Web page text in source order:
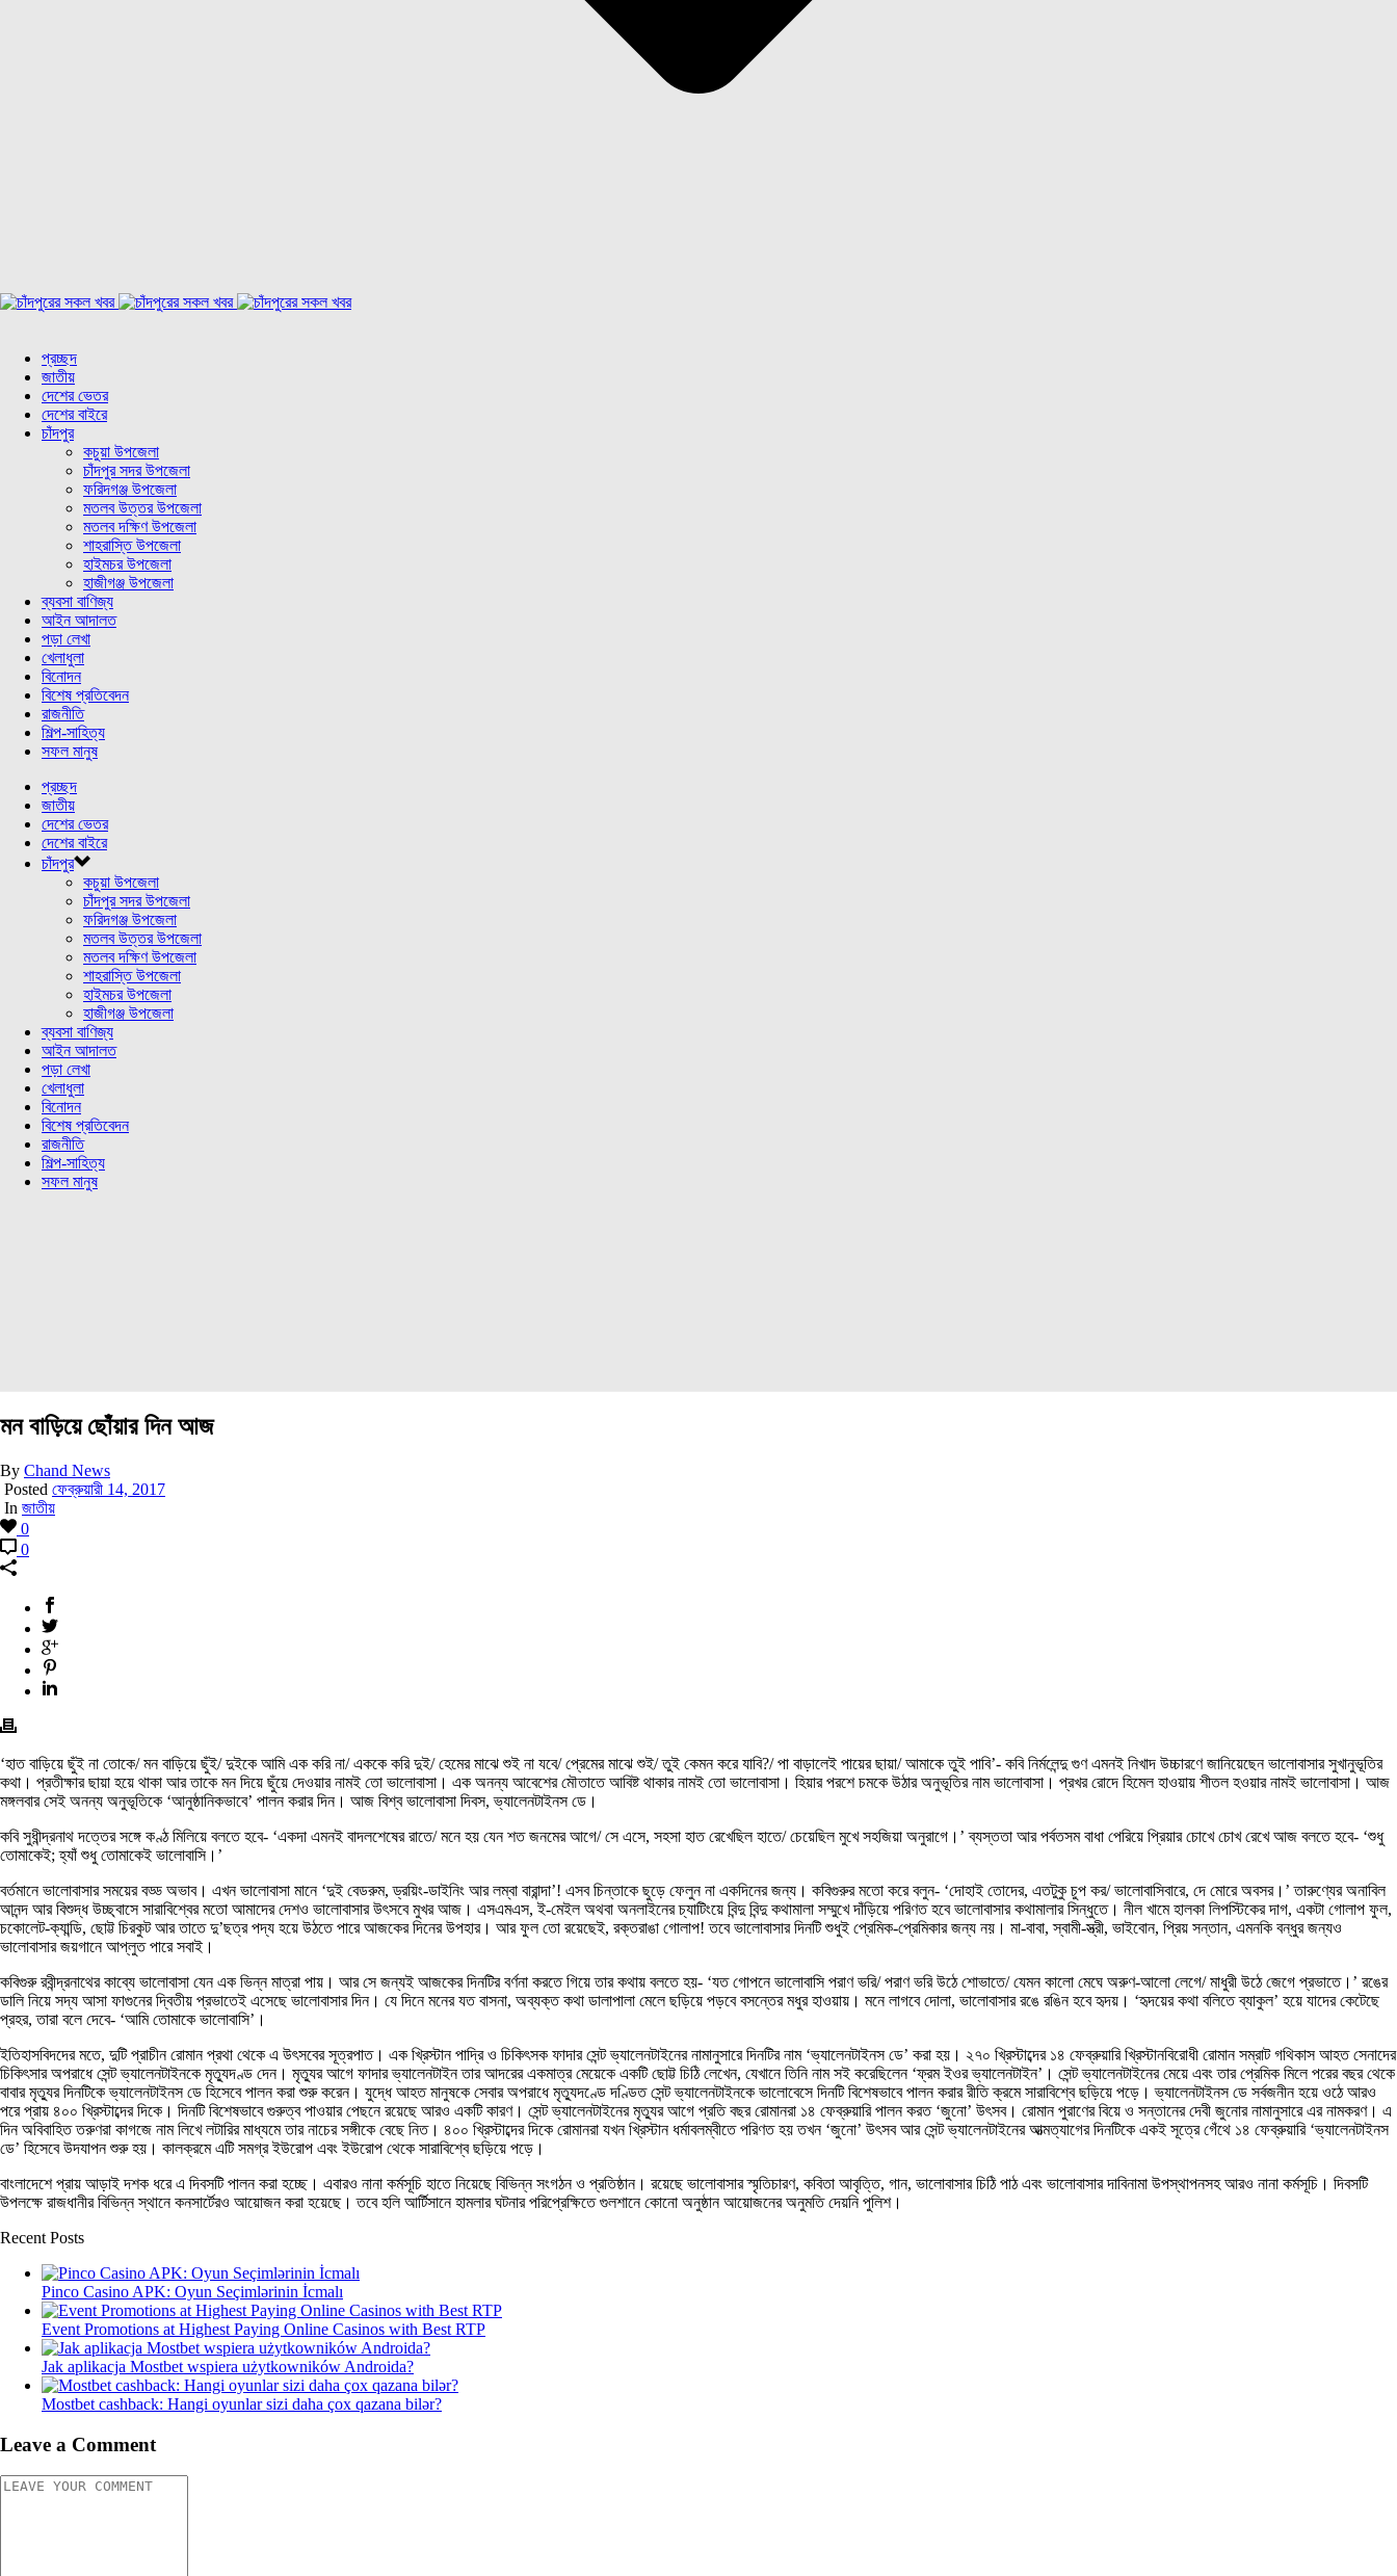
প্রচ্ছদ
জাতীয়
দেশের ভেতর
দেশের বাইরে
চাঁদপুর
কচুয়া উপজেলা
চাঁদপুর সদর উপজেলা
ফরিদগঞ্জ উপজেলা
মতলব উত্তর উপজেলা
মতলব দক্ষিণ উপজেলা
শাহরাস্তি উপজেলা
হাইমচর উপজেলা
হাজীগঞ্জ উপজেলা
ব্যবসা বাণিজ্য
আইন আদালত
পড়া লেখা
খেলাধুলা
বিনোদন
বিশেষ প্রতিবেদন
রাজনীতি
শিল্প-সাহিত্য
সফল মানুষ
প্রচ্ছদ
জাতীয়
দেশের ভেতর
দেশের বাইরে
চাঁদপুর
কচুয়া উপজেলা
চাঁদপুর সদর উপজেলা
ফরিদগঞ্জ উপজেলা
মতলব উত্তর উপজেলা
মতলব দক্ষিণ উপজেলা
শাহরাস্তি উপজেলা
হাইমচর উপজেলা
হাজীগঞ্জ উপজেলা
ব্যবসা বাণিজ্য
আইন আদালত
পড়া লেখা
খেলাধুলা
বিনোদন
বিশেষ প্রতিবেদন
রাজনীতি
শিল্প-সাহিত্য
সফল মানুষ
মন বাড়িয়ে ছোঁয়ার দিন আজ
By Chand News
Posted ফেব্রুয়ারী 14, 2017
In জাতীয়
0
0
‘হাত বাড়িয়ে ছুঁই না তোকে/ মন বাড়িয়ে ছুঁই/ দুইকে আমি এক করি না/ এককে করি দুই/ হেমের মাঝে শুই না যবে/ প্রেমের মাঝে শুই/ তুই কেমন করে যাবি?/ পা বাড়ালেই পায়ের ছায়া/ আমাকে তুই পাবি’- কবি নির্মলেন্দু গুণ এমনই নিখাদ উচ্চারণে জানিয়েছেন ভালোবাসার সুখানুভূতির
কথা। প্রতীক্ষার ছায়া হয়ে থাকা আর তাকে মন দিয়ে ছুঁয়ে দেওয়ার নামই তো ভালোবাসা। এক অনন্য আবেশের মৌতাতে আবিষ্ট থাকার নামই তো ভালোবাসা। হিয়ার পরশে চমকে উঠার অনুভূতির নাম ভালোবাসা। প্রখর রোদে হিমেল হাওয়ায় শীতল হওয়ার নামই ভালোবাসা। আজ
মঙ্গলবার সেই অনন্য অনুভূতিকে ‘আনুষ্ঠানিকভাবে’ পালন করার দিন। আজ বিশ্ব ভালোবাসা দিবস, ভ্যালেনটাইনস ডে।
কবি সুধীন্দ্রনাথ দত্তের সঙ্গে কণ্ঠ মিলিয়ে বলতে হবে- ‘একদা এমনই বাদলশেষের রাতে/ মনে হয় যেন শত জনমের আগে/ সে এসে, সহসা হাত রেখেছিল হাতে/ চেয়েছিল মুখে সহজিয়া অনুরাগে।’ ব্যস্ততা আর পর্বতসম বাধা পেরিয়ে প্রিয়ার চোখে চোখ রেখে আজ বলতে হবে- ‘শুধু
তোমাকেই; হ্যাঁ শুধু তোমাকেই ভালোবাসি।’
বর্তমানে ভালোবাসার সময়ের বড্ড অভাব। এখন ভালোবাসা মানে ‘দুই বেডরুম, ড্রয়িং-ডাইনিং আর লম্বা বারান্দা’! এসব চিন্তাকে ছুড়ে ফেলুন না একদিনের জন্য। কবিগুরুর মতো করে বলুন- ‘দোহাই তোদের, এতটুকু চুপ কর/ ভালোবাসিবারে, দে মোরে অবসর।’ তারুণ্যের অনাবিল
আনন্দ আর বিশুদ্ধ উচ্ছ্বাসে সারাবিশ্বের মতো আমাদের দেশও ভালোবাসার উৎসবে মুখর আজ। এসএমএস, ই-মেইল অথবা অনলাইনের চ্যাটিংয়ে বিন্দু বিন্দু কথামালা সম্মুখে দাঁড়িয়ে পরিণত হবে ভালোবাসার কথামালার সিন্ধুতে। নীল খামে হালকা লিপস্টিকের দাগ, একটা গোলাপ ফুল,
চকোলেট-ক্যান্ডি, ছোট্ট চিরকুট আর তাতে দু’ছত্র পদ্য হয়ে উঠতে পারে আজকের দিনের উপহার। আর ফুল তো রয়েছেই, রক্তরাঙা গোলাপ! তবে ভালোবাসার দিনটি শুধুই প্রেমিক-প্রেমিকার জন্য নয়। মা-বাবা, স্বামী-স্ত্রী, ভাইবোন, প্রিয় সন্তান, এমনকি বন্ধুর জন্যও
ভালোবাসার জয়গানে আপ্লুত পারে সবাই।
কবিগুরু রবীন্দ্রনাথের কাব্যে ভালোবাসা যেন এক ভিন্ন মাত্রা পায়। আর সে জন্যই আজকের দিনটির বর্ণনা করতে গিয়ে তার কথায় বলতে হয়- ‘যত গোপনে ভালোবাসি পরাণ ভরি/ পরাণ ভরি উঠে শোভাতে/ যেমন কালো মেঘে অরুণ-আলো লেগে/ মাধুরী উঠে জেগে প্রভাতে।’ রঙের
ডালি নিয়ে সদ্য আসা ফাগুনের দ্বিতীয় প্রভাতেই এসেছে ভালোবাসার দিন। যে দিনে মনের যত বাসনা, অব্যক্ত কথা ডালাপালা মেলে ছড়িয়ে পড়বে বসন্তের মধুর হাওয়ায়। মনে লাগবে দোলা, ভালোবাসার রঙে রঙিন হবে হৃদয়। ‘হৃদয়ের কথা বলিতে ব্যাকুল’ হয়ে যাদের কেটেছে
প্রহর, তারা বলে দেবে- ‘আমি তোমাকে ভালোবাসি’।
ইতিহাসবিদদের মতে, দুটি প্রাচীন রোমান প্রথা থেকে এ উৎসবের সূত্রপাত। এক খ্রিস্টান পাদ্রি ও চিকিৎসক ফাদার সেন্ট ভ্যালেনটাইনের নামানুসারে দিনটির নাম ‘ভ্যালেনটাইনস ডে’ করা হয়। ২৭০ খ্রিস্টাব্দের ১৪ ফেব্রুয়ারি খ্রিস্টানবিরোধী রোমান সম্রাট গথিকাস আহত সেনাদের
চিকিৎসার অপরাধে সেন্ট ভ্যালেনটাইনকে মৃত্যুদণ্ড দেন। মৃত্যুর আগে ফাদার ভ্যালেনটাইন তার আদরের একমাত্র মেয়েকে একটি ছোট্ট চিঠি লেখেন, যেখানে তিনি নাম সই করেছিলেন ‘ফ্রম ইওর ভ্যালেনটাইন’। সেন্ট ভ্যালেনটাইনের মেয়ে এবং তার প্রেমিক মিলে পরের বছর থেকে
বাবার মৃত্যুর দিনটিকে ভ্যালেনটাইনস ডে হিসেবে পালন করা শুরু করেন। যুদ্ধে আহত মানুষকে সেবার অপরাধে মৃত্যুদণ্ডে দণ্ডিত সেন্ট ভ্যালেনটাইনকে ভালোবেসে দিনটি বিশেষভাবে পালন করার রীতি ক্রমে সারাবিশ্বে ছড়িয়ে পড়ে। ভ্যালেনটাইনস ডে সর্বজনীন হয়ে ওঠে আরও
পরে প্রায় ৪০০ খ্রিস্টাব্দের দিকে। দিনটি বিশেষভাবে গুরুত্ব পাওয়ার পেছনে রয়েছে আরও একটি কারণ। সেন্ট ভ্যালেনটাইনের মৃত্যুর আগে প্রতি বছর রোমানরা ১৪ ফেব্রুয়ারি পালন করত ‘জুনো’ উৎসব। রোমান পুরাণের বিয়ে ও সন্তানের দেবী জুনোর নামানুসারে এর নামকরণ। এ
দিন অবিবাহিত তরুণরা কাগজে নাম লিখে লটারির মাধ্যমে তার নাচের সঙ্গীকে বেছে নিত। ৪০০ খ্রিস্টাব্দের দিকে রোমানরা যখন খ্রিস্টান ধর্মাবলম্বীতে পরিণত হয় তখন ‘জুনো’ উৎসব আর সেন্ট ভ্যালেনটাইনের আত্মত্যাগের দিনটিকে একই সূত্রে গেঁথে ১৪ ফেব্রুয়ারি ‘ভ্যালেনটাইনস
ডে’ হিসেবে উদযাপন শুরু হয়। কালক্রমে এটি সমগ্র ইউরোপ এবং ইউরোপ থেকে সারাবিশ্বে ছড়িয়ে পড়ে।
বাংলাদেশে প্রায় আড়াই দশক ধরে এ দিবসটি পালন করা হচ্ছে। এবারও নানা কর্মসূচি হাতে নিয়েছে বিভিন্ন সংগঠন ও প্রতিষ্ঠান। রয়েছে ভালোবাসার স্মৃতিচারণ, কবিতা আবৃত্তি, গান, ভালোবাসার চিঠি পাঠ এবং ভালোবাসার দাবিনামা উপস্থাপনসহ আরও নানা কর্মসূচি। দিবসটি
উপলক্ষে রাজধানীর বিভিন্ন স্থানে কনসার্টেরও আয়োজন করা হয়েছে। তবে হলি আর্টিসানে হামলার ঘটনার পরিপ্রেক্ষিতে গুলশানে কোনো অনুষ্ঠান আয়োজনের অনুমতি দেয়নি পুলিশ।
Recent Posts
Pinco Casino APK: Oyun Seçimlərinin İcmalı
Event Promotions at Highest Paying Online Casinos with Best RTP
Jak aplikacja Mostbet wspiera użytkowników Androida?
Mostbet cashback: Hangi oyunlar sizi daha çox qazana bilər?
Leave a Comment